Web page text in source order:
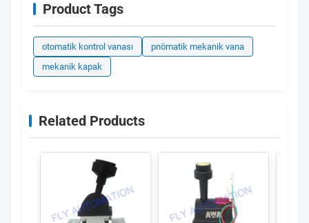
Product Tags
otomatik kontrol vanası
pnömatik mekanik vana
mekanik kapak
Related Products